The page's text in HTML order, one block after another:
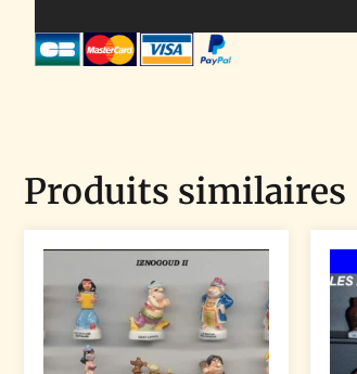
Produits similaires